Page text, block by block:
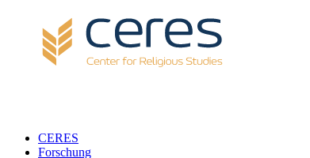
CERES
Forschung